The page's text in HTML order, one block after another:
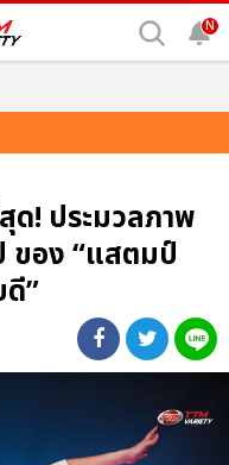
N
! ประมวลภาพ
ของ “แสตมป์
”